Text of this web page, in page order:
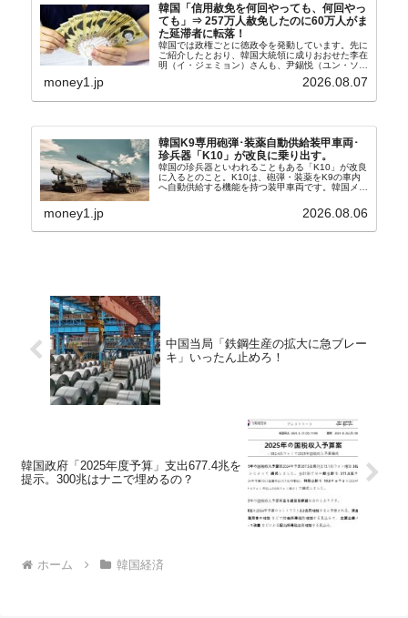
韓国「信用赦免を何回やっても、何回やっ
ても」⇒ 257万人赦免したのに60万人がま
た延滞者に転落！
韓国では政権ごとに徳政令を発動しています。先に
ご紹介したとおり、韓国大統領に成りおおせた李在
明（イ・ジェミョン）さんも、尹錫悦（ユン・ソギ
バンクにして不良債権の買い取りを行い、分割償還
money1.jp 2026.08.07
韓国K9専用砲弾･装薬自動供給装甲車両･
珍兵器「K10」が改良に乗り出す。
韓国の珍兵器といわれることもある「K10」が改良
に入るとのこと。K10は、砲弾・装薬をK9の車内
へ自動供給する機能を持つ装甲車両です。韓国メデ
から以下に一部を引きます。2005年に初めて...
money1.jp 2026.08.06
中国当局「鉄鋼生産の拡大に急ブレー
キ」いったん止めろ！
韓国政府「2025年度予算」支出677.4兆を
提示。300兆はナニで埋めるの？
ホーム 韓国経済